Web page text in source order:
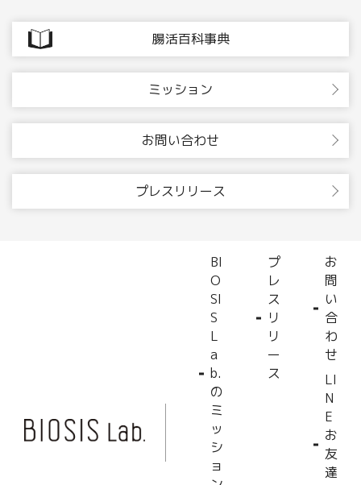
腸活百科事典
ミッション
お問い合わせ
プレスリリース
BI
O
SI
S
L
a
b.
の
ミ
ッ
シ
ョ
プ
レ
ス
リ
リ
ー
ス
お
問
い
合
わ
せ
LI
N
E
お
友
達